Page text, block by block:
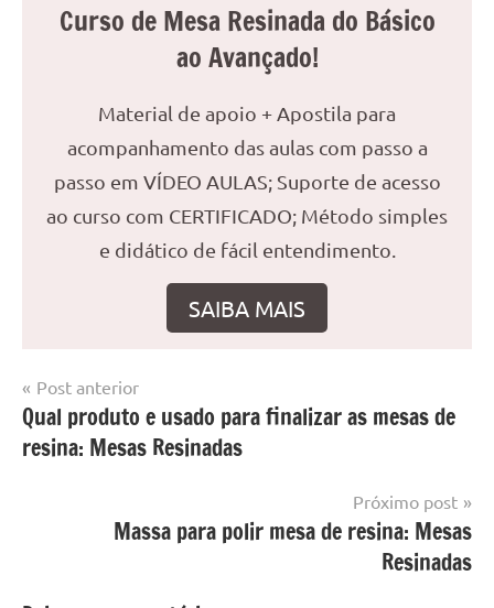
Curso de Mesa Resinada do Básico
ao Avançado!
Material de apoio + Apostila para
acompanhamento das aulas com passo a
passo em VÍDEO AULAS; Suporte de acesso
ao curso com CERTIFICADO; Método simples
e didático de fácil entendimento.
SAIBA MAIS
Marcado
com
mesa
Mesa
resinada
Navegação
de
Post
Post anterior
Qual produto e usado para finalizar as mesas de
resina: Mesas Resinadas
Próximo post
Massa para polir mesa de resina: Mesas
Resinadas